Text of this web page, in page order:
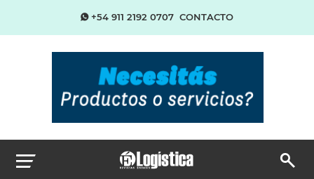
+54 911 2192 0707 CONTACTO